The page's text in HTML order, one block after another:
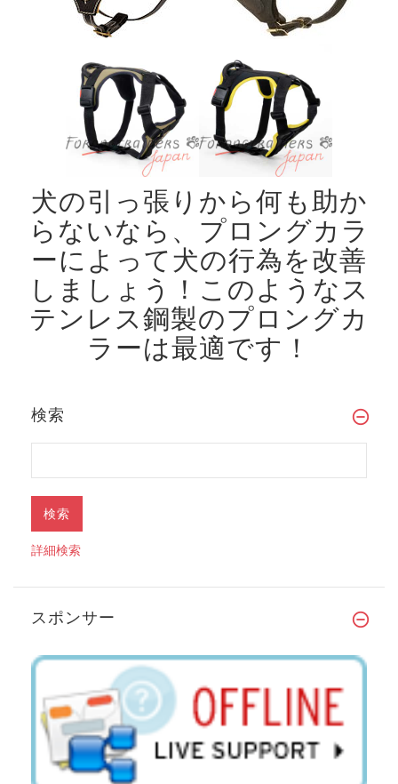
犬の引っ張りから何も助か
らないなら、プロングカラ
ーによって犬の行為を改善
しましょう！ このようなス
テンレス鋼製のプロングカ
ラーは最適です！
検索
詳細検索
スポンサー